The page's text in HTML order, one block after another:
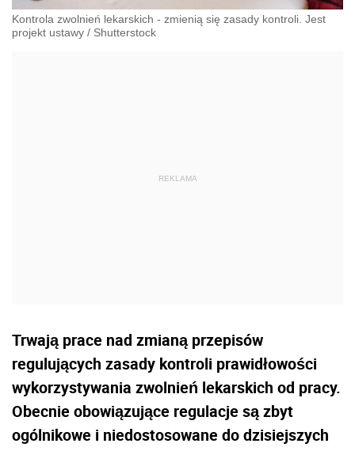
Kontrola zwolnień lekarskich - zmienią się zasady kontroli. Jest
projekt ustawy / Shutterstock
Trwają prace nad zmianą przepisów
regulujących zasady kontroli prawidłowości
wykorzystywania zwolnień lekarskich od pracy.
Obecnie obowiązujące regulacje są zbyt
ogólnikowe i niedostosowane do dzisiejszych